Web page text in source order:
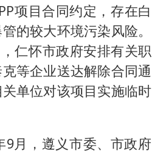
项目合同约定，存在白
的较大环境污染风险。
仁怀市政府安排有关职
等企业送达解除合同通
单位对该项目实施临时
9月，遵义市委、市政府